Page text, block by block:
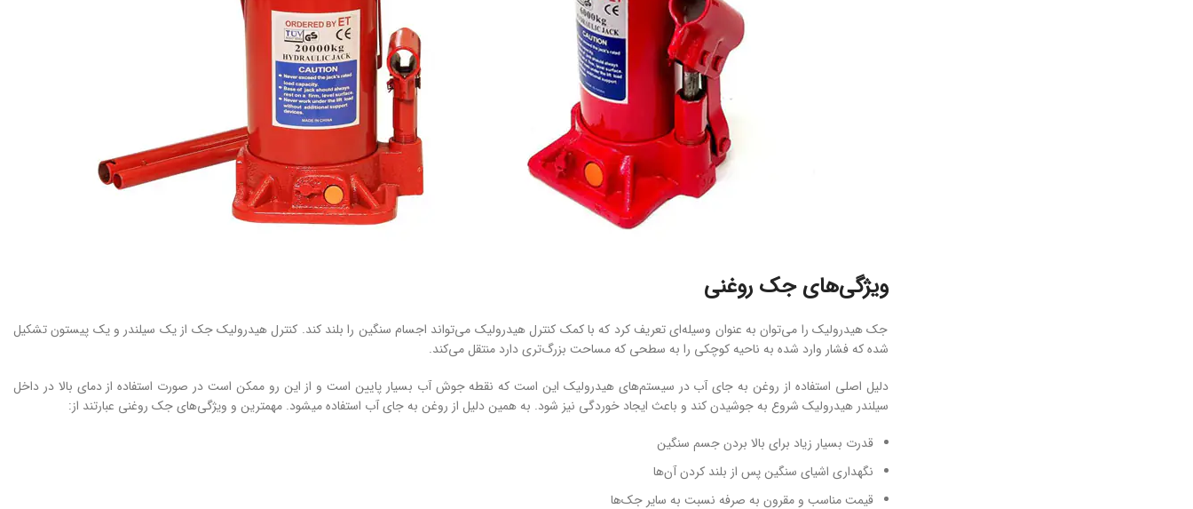
ویژگی‌های جک روغنی
جک هیدرولیک را می‌توان به ‌عنوان وسیله‌ای تعریف کرد که با کمک کنترل هیدرولیک می‌تواند اجسام سنگین را بلند کند. کنترل هیدرولیک جک از یک سیلندر و یک پیستون تشکیل
شده که فشار وارد شده به ناحیه کوچکی را به سطحی که مساحت بزرگ‌تری دارد منتقل می‌کند.
دلیل اصلی استفاده از روغن به‌ جای آب در سیستم‌های هیدرولیک این است که نقطه‌ جوش آب بسیار پایین است و از این ‌رو ممکن است در صورت استفاده از دمای بالا در داخل
سیلندر هیدرولیک شروع به جوشیدن کند و باعث ایجاد خوردگی نیز شود. به همین دلیل از روغن به جای آب استفاده می­شود. مهمترین و ویژگی‌های جک روغنی عبارتند از:
قدرت بسیار زیاد برای بالا بردن جسم سنگین
نگهداری اشیای سنگین پس از بلند کردن آن‌ها
قیمت مناسب و مقرون ‌به‌ صرفه نسبت به سایر جک‌ها